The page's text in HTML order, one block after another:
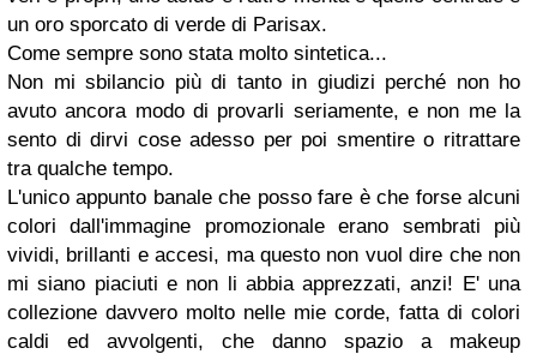
un oro sporcato di verde di Parisax.
Come sempre sono stata molto sintetica...
Non mi sbilancio più di tanto in giudizi perché non ho
avuto ancora modo di provarli seriamente, e non me la
sento di dirvi cose adesso per poi smentire o ritrattare
tra qualche tempo.
L'unico appunto banale che posso fare è che forse alcuni
colori dall'immagine promozionale erano sembrati più
vividi, brillanti e accesi, ma questo non vuol dire che non
mi siano piaciuti e non li abbia apprezzati, anzi! E' una
collezione davvero molto nelle mie corde, fatta di colori
caldi ed avvolgenti, che danno spazio a makeup